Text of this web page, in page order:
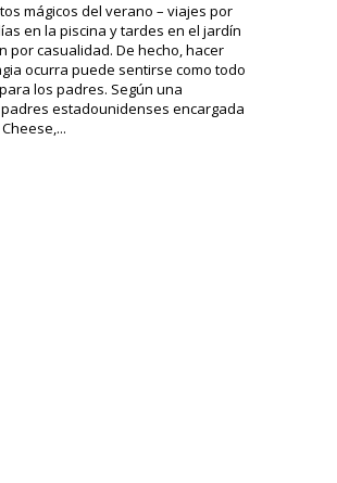
mágicos del verano – viajes por
en la piscina y tardes en el jardín
por casualidad. De hecho, hacer
ocurra puede sentirse como todo
los padres. Según una
estadounidenses encargada